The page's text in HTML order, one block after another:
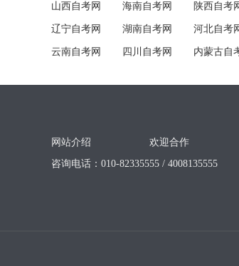
山西自考网 海南自考网 陕西自考
辽宁自考网 湖南自考网 河北自考
云南自考网 四川自考网 内蒙古自
网站介绍 欢迎合作
咨询电话：010-82335555 / 4008135555